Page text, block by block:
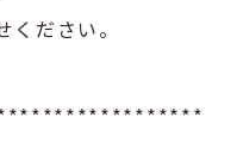
ださい。